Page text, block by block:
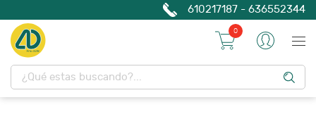
610217187 - 636552344
0